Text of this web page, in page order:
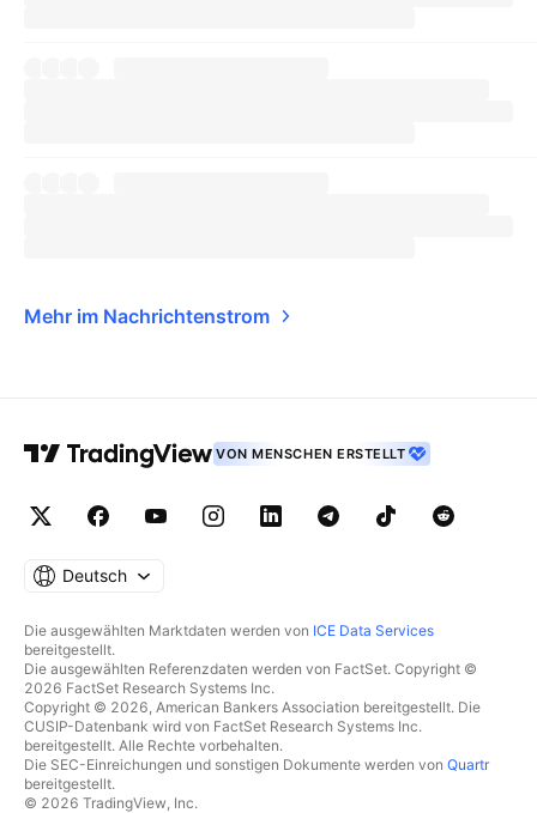
Mehr im Nachrichtenstrom
VON MENSCHEN ERSTELLT
Deutsch
Die ausgewählten Marktdaten werden von ICE Data Services
bereitgestellt.
Die ausgewählten Referenzdaten werden von FactSet. Copyright ©
2026 FactSet Research Systems Inc.
Copyright © 2026, American Bankers Association bereitgestellt. Die
CUSIP-Datenbank wird von FactSet Research Systems Inc.
bereitgestellt. Alle Rechte vorbehalten.
Die SEC-Einreichungen und sonstigen Dokumente werden von Quartr
bereitgestellt.
© 2026 TradingView, Inc.